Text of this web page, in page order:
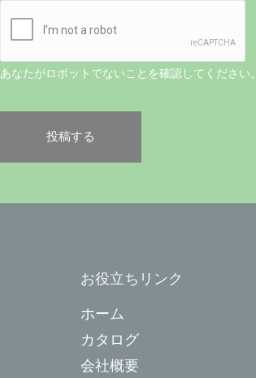
あなたがロボットでないことを確認してください。
お役立ちリンク
ホーム
カタログ
会社概要